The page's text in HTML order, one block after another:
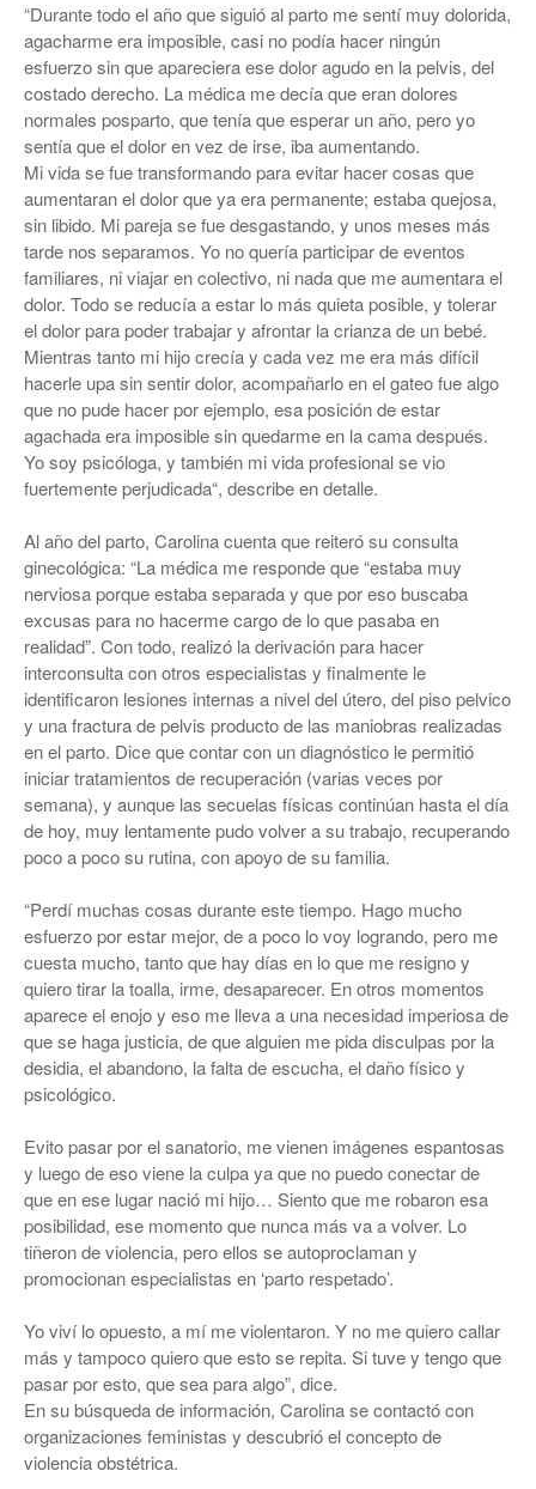
“Durante todo el año que siguió al parto me sentí muy dolorida,
agacharme era imposible, casi no podía hacer ningún
esfuerzo sin que apareciera ese dolor agudo en la pelvis, del
costado derecho. La médica me decía que eran dolores
normales posparto, que tenía que esperar un año, pero yo
sentía que el dolor en vez de irse, iba aumentando.
Mi vida se fue transformando para evitar hacer cosas que
aumentaran el dolor que ya era permanente; estaba quejosa,
sin libido. Mi pareja se fue desgastando, y unos meses más
tarde nos separamos. Yo no quería participar de eventos
familiares, ni viajar en colectivo, ni nada que me aumentara el
dolor. Todo se reducía a estar lo más quieta posible, y tolerar
el dolor para poder trabajar y afrontar la crianza de un bebé.
Mientras tanto mi hijo crecía y cada vez me era más difícil
hacerle upa sin sentir dolor, acompañarlo en el gateo fue algo
que no pude hacer por ejemplo, esa posición de estar
agachada era imposible sin quedarme en la cama después.
Yo soy psicóloga, y también mi vida profesional se vio
fuertemente perjudicada“, describe en detalle.
Al año del parto, Carolina cuenta que reiteró su consulta
ginecológica: “La médica me responde que “estaba muy
nerviosa porque estaba separada y que por eso buscaba
excusas para no hacerme cargo de lo que pasaba en
realidad”. Con todo, realizó la derivación para hacer
interconsulta con otros especialistas y finalmente le
identificaron lesiones internas a nivel del útero, del piso pelvico
y una fractura de pelvis producto de las maniobras realizadas
en el parto. Dice que contar con un diagnóstico le permitió
iniciar tratamientos de recuperación (varias veces por
semana), y aunque las secuelas físicas continúan hasta el día
de hoy, muy lentamente pudo volver a su trabajo, recuperando
poco a poco su rutina, con apoyo de su familia.
“Perdí muchas cosas durante este tiempo. Hago mucho
esfuerzo por estar mejor, de a poco lo voy logrando, pero me
cuesta mucho, tanto que hay días en lo que me resigno y
quiero tirar la toalla, irme, desaparecer. En otros momentos
aparece el enojo y eso me lleva a una necesidad imperiosa de
que se haga justicia, de que alguien me pida disculpas por la
desidia, el abandono, la falta de escucha, el daño físico y
psicológico.
Evito pasar por el sanatorio, me vienen imágenes espantosas
y luego de eso viene la culpa ya que no puedo conectar de
que en ese lugar nació mi hijo… Siento que me robaron esa
posibilidad, ese momento que nunca más va a volver. Lo
tiñeron de violencia, pero ellos se autoproclaman y
promocionan especialistas en ‘parto respetado’.
Yo viví lo opuesto, a mí me violentaron. Y no me quiero callar
más y tampoco quiero que esto se repita. Si tuve y tengo que
pasar por esto, que sea para algo”, dice.
En su búsqueda de información, Carolina se contactó con
organizaciones feministas y descubrió el concepto de
violencia obstétrica.